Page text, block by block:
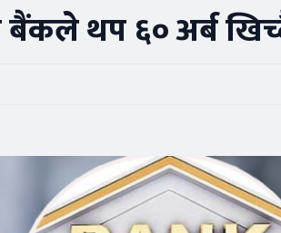
बैंकले थप ६० अर्ब